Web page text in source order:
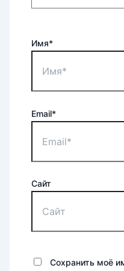
Имя*
Email*
Сайт
Сохранить моё